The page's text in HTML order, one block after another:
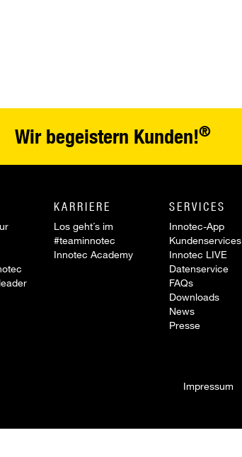
Wir begeistern Kunden!®
KARRIERE
Los geht´s im
#teaminnotec
Innotec Academy
SERVICES
Innotec-App
Kundenservices
Innotec LIVE
Datenservice
FAQs
Downloads
News
Presse
Impressum